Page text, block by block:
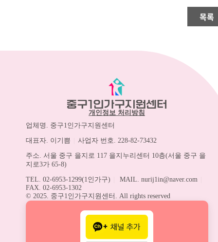
목록
개인정보 처리방침
업체명. 중구1인가구지원센터
대표자. 이기쁨 사업자 번호. 228-82-73432
주소. 서울 중구 을지로 117 을지누리센터 10층(서울 중구 을
지로3가 65-8)
TEL. 02-6953-1299(1인가구) MAIL. nurij1in@naver.com
FAX. 02-6953-1302
© 2025. 중구1인가구지원센터. All rights reserved